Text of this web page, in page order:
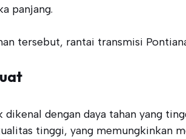
panjang.
tersebut, rantai transmisi
dikenal dengan daya tahan yang
tinggi, yang memungkinkan